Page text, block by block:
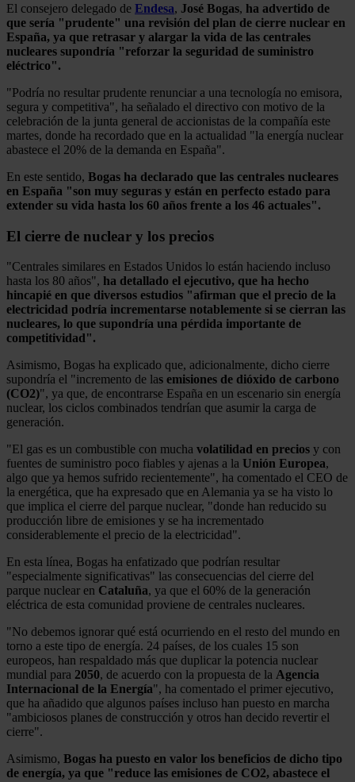
El consejero delegado de Endesa, José Bogas, ha advertido de
que sería "prudente" una revisión del plan de cierre nuclear en
España, ya que retrasar y alargar la vida de las centrales
nucleares supondría "reforzar la seguridad de suministro
eléctrico".
"Podría no resultar prudente renunciar a una tecnología no emisora,
segura y competitiva", ha señalado el directivo con motivo de la
celebración de la junta general de accionistas de la compañía este
martes, donde ha recordado que en la actualidad "la energía nuclear
abastece el 20% de la demanda en España".
En este sentido, Bogas ha declarado que las centrales nucleares
en España "son muy seguras y están en perfecto estado para
extender su vida hasta los 60 años frente a los 46 actuales".
El cierre de nuclear y los precios
"Centrales similares en Estados Unidos lo están haciendo incluso
hasta los 80 años", ha detallado el ejecutivo, que ha hecho
hincapié en que diversos estudios "afirman que el precio de la
electricidad podría incrementarse notablemente si se cierran las
nucleares, lo que supondría una pérdida importante de
competitividad".
Asimismo, Bogas ha explicado que, adicionalmente, dicho cierre
supondría el "incremento de las emisiones de dióxido de carbono
(CO2)", ya que, de encontrarse España en un escenario sin energía
nuclear, los ciclos combinados tendrían que asumir la carga de
generación.
"El gas es un combustible con mucha volatilidad en precios y con
fuentes de suministro poco fiables y ajenas a la Unión Europea,
algo que ya hemos sufrido recientemente", ha comentado el CEO de
la energética, que ha expresado que en Alemania ya se ha visto lo
que implica el cierre del parque nuclear, "donde han reducido su
producción libre de emisiones y se ha incrementado
considerablemente el precio de la electricidad".
En esta línea, Bogas ha enfatizado que podrían resultar
"especialmente significativas" las consecuencias del cierre del
parque nuclear en Cataluña, ya que el 60% de la generación
eléctrica de esta comunidad proviene de centrales nucleares.
"No debemos ignorar qué está ocurriendo en el resto del mundo en
torno a este tipo de energía. 24 países, de los cuales 15 son
europeos, han respaldado más que duplicar la potencia nuclear
mundial para 2050, de acuerdo con la propuesta de la Agencia
Internacional de la Energía", ha comentado el primer ejecutivo,
que ha añadido que algunos países incluso han puesto en marcha
"ambiciosos planes de construcción y otros han decido revertir el
cierre".
Asimismo, Bogas ha puesto en valor los beneficios de dicho tipo
de energía, ya que "reduce las emisiones de CO2, abastece el